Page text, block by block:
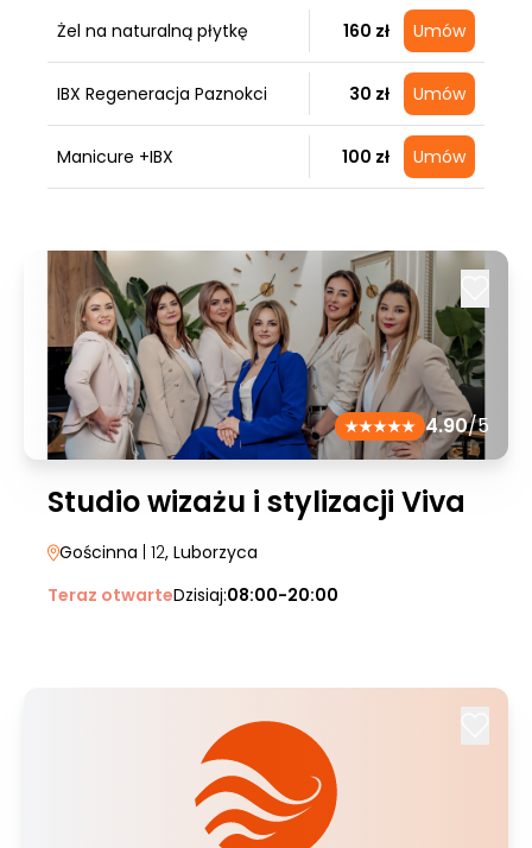
Żel na naturalną płytkę 160 zł Umów
IBX Regeneracja Paznokci 30 zł Umów
Manicure +IBX 100 zł Umów
4.90/5
Studio wizażu i stylizacji Viva
Gościnna | 12, Luborzyca
Teraz otwarteDzisiaj:08:00-20:00